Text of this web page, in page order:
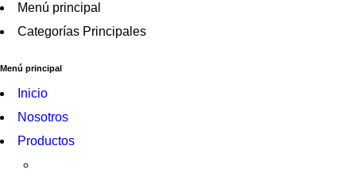
Menú principal
Categorías Principales
Menú principal
Inicio
Nosotros
Productos